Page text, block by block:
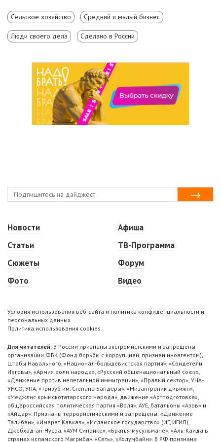
Сельское хозяйство Средний и малый бизнес
Люди своего дела Сделано в России
Новости
Статьи
Сюжеты
Фото
Афиша
ТВ-Программа
Форум
Видео
Условия использования веб-сайта и политика конфиденциальности и
персональных данных
Политика использования cookies
Для читателей: В России признаны экстремистскими и запрещены
организации ФБК (Фонд борьбы с коррупцией, признан иноагентом),
Штабы Навального, «Национал-большевистская партия», «Свидетели
Иеговы», «Армия воли народа», «Русский общенациональный союз»,
«Движение против нелегальной иммиграции», «Правый сектор», УНА-
УНСО, УПА, «Тризуб им. Степана Бандеры», «Мизантропик дивижн»,
«Меджлис крымскотатарского народа», движение «Артподготовка»,
общероссийская политическая партия «Воля», АУЕ, батальоны «Азов» и
«Айдар». Признаны террористическими и запрещены: «Движение
Талибан», «Имарат Кавказ», «Исламское государство» (ИГ, ИГИЛ),
Джебхад-ан-Нусра, «АУМ Синрике», «Братья-мусульмане», «Аль-Каида в
странах исламского Магриба», «Сеть», «Колумбайн». В РФ признана